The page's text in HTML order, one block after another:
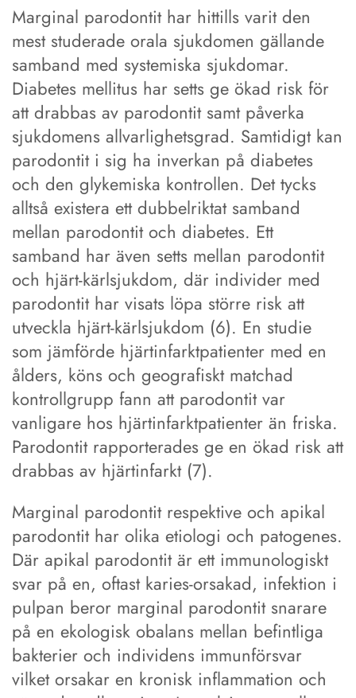
Marginal parodontit har hittills varit den
mest studerade orala sjukdomen gällande
samband med systemiska sjukdomar.
Diabetes mellitus har setts ge ökad risk för
att drabbas av parodontit samt påverka
sjukdomens allvarlighetsgrad. Samtidigt kan
parodontit i sig ha inverkan på diabetes
och den glykemiska kontrollen. Det tycks
alltså existera ett dubbelriktat samband
mellan parodontit och diabetes. Ett
samband har även setts mellan parodontit
och hjärt-kärlsjukdom, där individer med
parodontit har visats löpa större risk att
utveckla hjärt-kärlsjukdom (6). En studie
som jämförde hjärtinfarktpatienter med en
ålders, köns och geografiskt matchad
kontrollgrupp fann att parodontit var
vanligare hos hjärtinfarktpatienter än friska.
Parodontit rapporterades ge en ökad risk att
drabbas av hjärtinfarkt (7).
Marginal parodontit respektive och apikal
parodontit har olika etiologi och patogenes.
Där apikal parodontit är ett immunologiskt
svar på en, oftast karies-orsakad, infektion i
pulpan beror marginal parodontit snarare
på en ekologisk obalans mellan befintliga
bakterier och individens immunförsvar
vilket orsakar en kronisk inflammation och